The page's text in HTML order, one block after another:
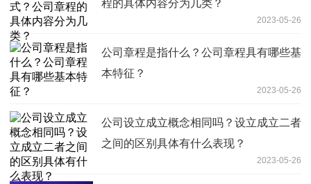
程的具体内容分为几类？
2023-05-26
公司章程是指什么？公司章程具有哪些基
本特征？
2023-05-26
公司设立成立概念相同吗？设立成立二者
之间的区别具体有什么表现？
2023-05-26